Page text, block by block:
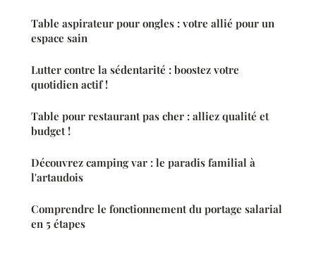
Table aspirateur pour ongles : votre allié pour un
espace sain
Lutter contre la sédentarité : boostez votre
quotidien actif !
Table pour restaurant pas cher : alliez qualité et
budget !
Découvrez camping var : le paradis familial à
l'artaudois
Comprendre le fonctionnement du portage salarial
en 5 étapes